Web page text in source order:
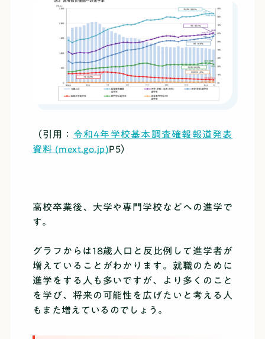
（引用： 令和4年学校基本調査確報報道発表
資料 (mext.go.jp)P5）
高校卒業後、大学や専門学校などへの進学で
す。
グラフからは18歳人口と反比例して進学者が
増えていることがわかります。就職のために
進学をする人も多いですが、より多くのこと
を学び、将来の可能性を広げたいと考える人
もまた増えているのでしょう。